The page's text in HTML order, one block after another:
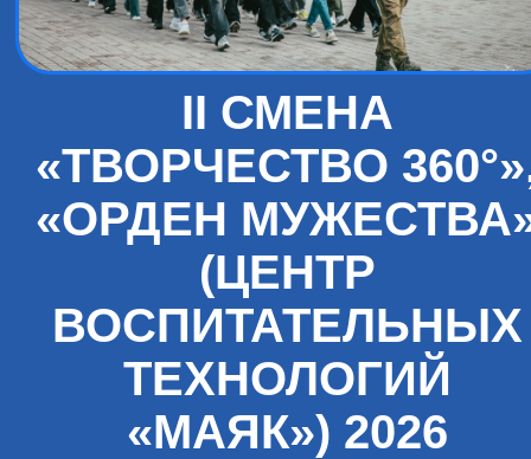
II СМЕНА
«ТВОРЧЕСТВО
«ОРДЕН
(ЦЕНТР
ВОСПИТАТЕЛЬНЫХ
ТЕХНОЛОГИЙ
«МАЯК») 2026